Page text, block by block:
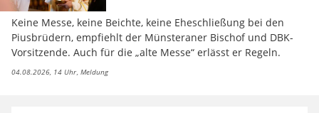
Keine Messe, keine Beichte, keine Eheschließung bei den
Piusbrüdern, empfiehlt der Münsteraner Bischof und DBK-
Vorsitzende. Auch für die „alte Messe“ erlässt er Regeln.
04.08.2026, 14 Uhr Meldung